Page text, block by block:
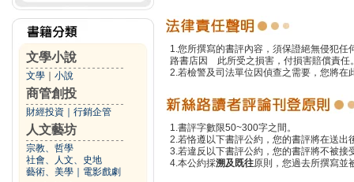
文學小說
文學 小說
商管創投
財經投資 行銷企管
人文藝坊
宗教、哲學
社會、人文、史地
藝術、美學
電影戲劇
1.您所撰寫的書評內容，須保證絕無侵犯
路書店因 此所受之損害，付損害賠償責任
2.若檢警及司法單位因偵查之需要，您將
1.書評字數限50~300字之間。
2.若恪遵以下書評公約，您的書評將在送
3.若違反以下書評公約，您的書評將不被接
4.本公約採溯及既往原則，您過去所撰寫並